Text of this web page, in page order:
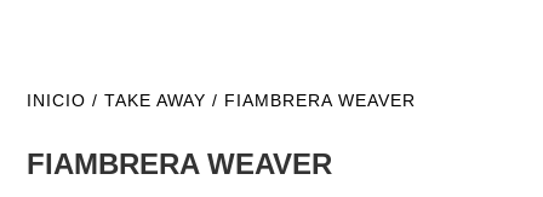
INICIO /TAKE AWAY / FIAMBRERA WEAVER
FIAMBRERA WEAVER